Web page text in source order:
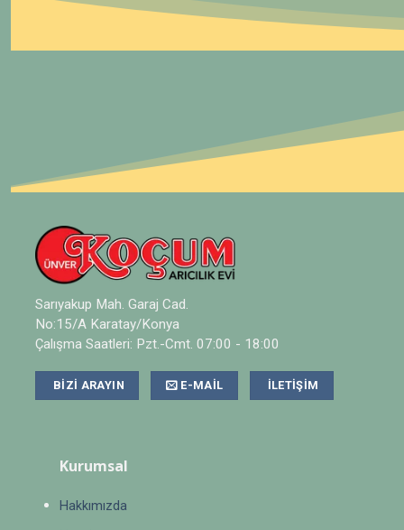
Sarıyakup Mah. Garaj Cad.
No:15/A Karatay/Konya
Çalışma Saatleri: Pzt.-Cmt. 07:00 - 18:00
BIZI ARAYIN E-MAIL İLETIŞIM
Kurumsal
Hakkımızda